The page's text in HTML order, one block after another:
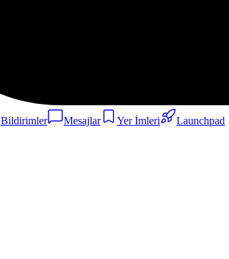
Bildirimler Mesajlar Yer İmleri Launchpad